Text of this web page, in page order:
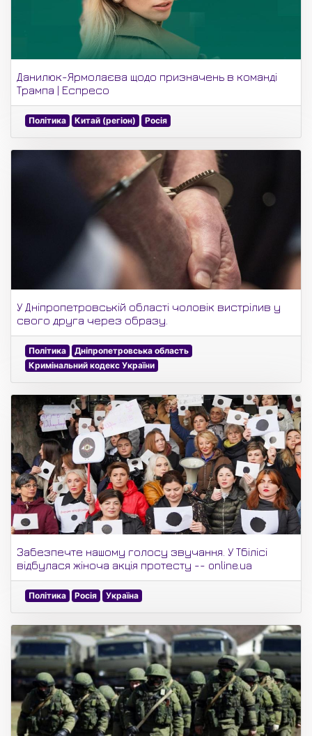
Данилюк-Ярмолаєва щодо призначень в команді
Трампа | Еспресо
Політика Китай (регіон) Росія
У Дніпропетровській області чоловік вистрілив у
свого друга через образу.
Політика
Дніпропетровська область
Кримінальний кодекс України
Забезпечте нашому голосу звучання. У Тбілісі
відбулася жіноча акція протесту -- online.ua
Політика Росія Україна